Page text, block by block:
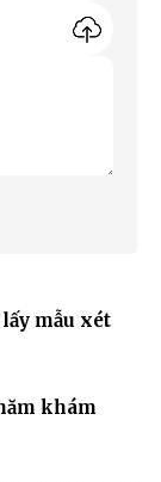
mẫu xét
khám